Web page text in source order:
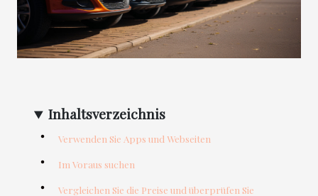
Inhaltsverzeichnis
Verwenden Sie Apps und Webseiten
Im Voraus suchen
Vergleichen Sie die Preise und überprüfen Sie